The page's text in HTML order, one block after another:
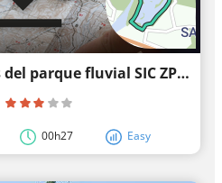
Rutas ciclopedonales del parque fluvial SIC ZPS de los lagos de Sant'Anna
00h27 Easy